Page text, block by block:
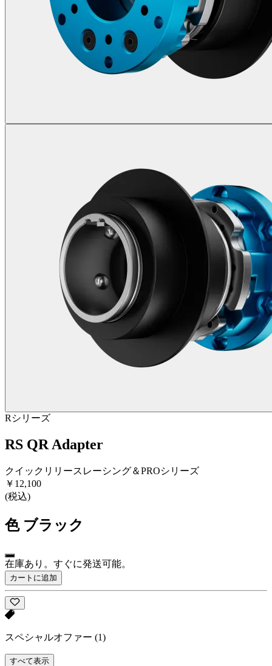
Rシリーズ
RS QR Adapter
クイックリリースレーシング＆PROシリーズ
￥12,100
(税込)
色 ブラック
在庫あり。すぐに発送可能。
カートに追加
スペシャルオファー (1)
すべて表示